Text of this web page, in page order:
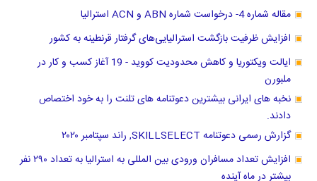
مقاله شماره 4- درخواست شماره ABN و ACN استرالیا
افزایش ظرفیت بازگشت استرالیایی‌های گرفتار قرنطینه به کشور
ایالت ویکتوریا و کاهش محدودیت کووید - 19 آغاز کسب و کار در
ملبورن
نخبه های ایرانی بیشترین دعوتنامه های تلنت را به خود اختصاص
دادند.
گزارش رسمی دعوتنامه SKILLSELECT, راند سپتامبر ۲۰۲۰
افزایش تعداد مسافران ورودی بین المللی به استرالیا به تعداد ۲۹۰ نفر
بیشتر در ماه آینده